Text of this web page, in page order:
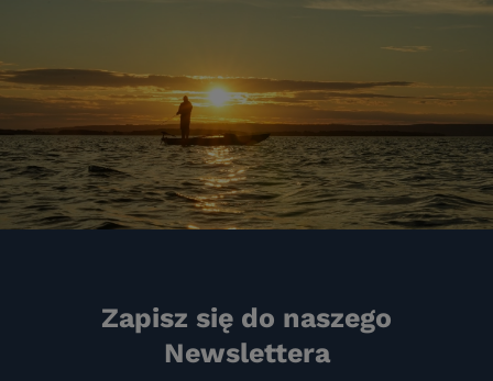
Zapisz się do naszego
Newslettera